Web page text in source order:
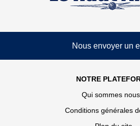
Nous envoyer un
NOTRE
Qui sommes
Conditions générales